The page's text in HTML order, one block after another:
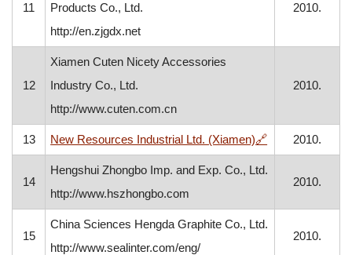
11
Products Co., Ltd.
http://en.zjgdx.net
2010.
12
Xiamen Cuten Nicety Accessories
Industry Co., Ltd.
http://www.cuten.com.cn
2010.
13 New Resources Industrial Ltd. (Xiamen)🔗, otvara se u
2010.
14
Hengshui Zhongbo Imp. and Exp. Co., Ltd.
http://www.hszhongbo.com
2010.
15
China Sciences Hengda Graphite Co., Ltd.
http://www.sealinter.com/eng/
2010.